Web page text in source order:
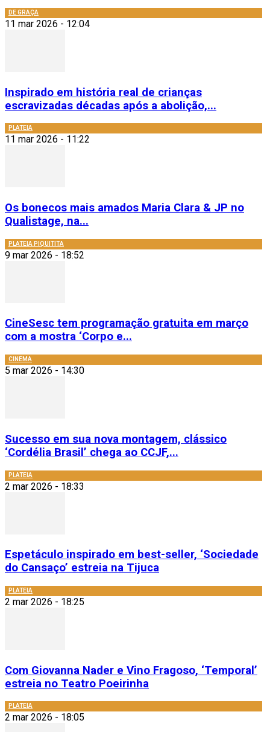
DE GRAÇA
11 mar 2026 - 12:04
Inspirado em história real de crianças
escravizadas décadas após a abolição,...
PLATEIA
11 mar 2026 - 11:22
Os bonecos mais amados Maria Clara & JP no
Qualistage, na...
PLATEIA PIQUITITA
9 mar 2026 - 18:52
CineSesc tem programação gratuita em março
com a mostra ‘Corpo e...
CINEMA
5 mar 2026 - 14:30
Sucesso em sua nova montagem, clássico
‘Cordélia Brasil’ chega ao CCJF,...
PLATEIA
2 mar 2026 - 18:33
Espetáculo inspirado em best-seller, ‘Sociedade
do Cansaço’ estreia na Tijuca
PLATEIA
2 mar 2026 - 18:25
Com Giovanna Nader e Vino Fragoso, ‘Temporal’
estreia no Teatro Poeirinha
PLATEIA
2 mar 2026 - 18:05